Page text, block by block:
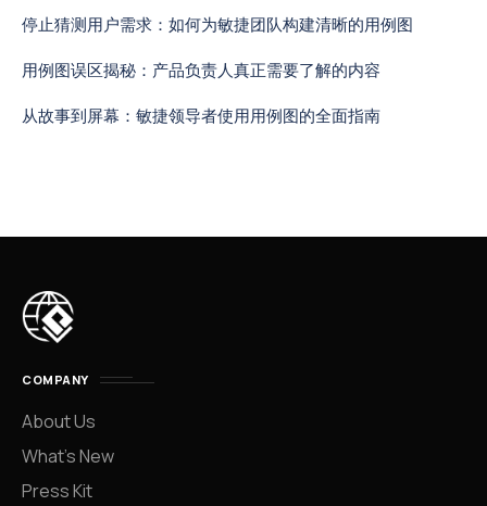
停止猜测用户需求：如何为敏捷团队构建清晰的用例图
用例图误区揭秘：产品负责人真正需要了解的内容
从故事到屏幕：敏捷领导者使用用例图的全面指南
COMPANY
About Us
What’s New
Press Kit